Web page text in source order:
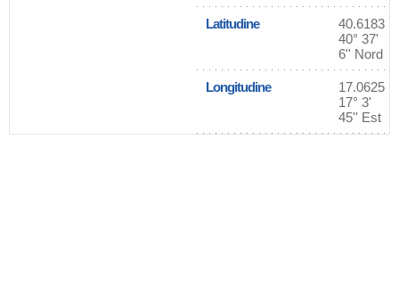
Latitudine
40.6183
40° 37'
6'' Nord
Longitudine
17.0625
17° 3'
45'' Est